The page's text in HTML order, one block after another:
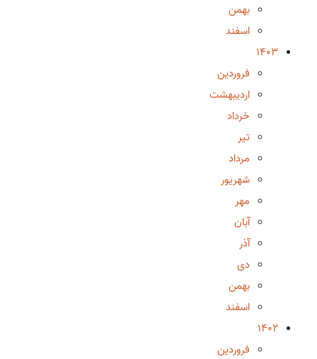
بهمن
اسفند
1403
فروردین
اردیبهشت
خرداد
تیر
مرداد
شهریور
مهر
آبان
آذر
دی
بهمن
اسفند
1402
فروردین